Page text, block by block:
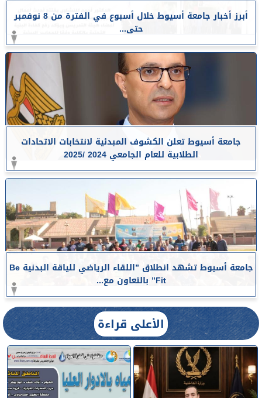
أبرز أخبار جامعة أسيوط خلال أسبوع في الفترة من 8 نوفمبر
حتى...
جامعة أسيوط تعلن الكشوف المبدئية لانتخابات الاتحادات
الطلابية للعام الجامعي 2024 /2025
جامعة أسيوط تشهد انطلاق ”اللقاء الرياضي للياقة البدنية Be
Fit” بالتعاون مع...
الأعلى قراءة